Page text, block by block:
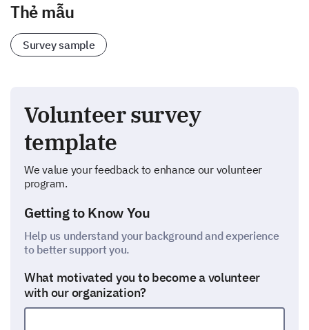
Thẻ mẫu
Survey sample
Volunteer survey
template
We value your feedback to enhance our volunteer
program.
Getting to Know You
Help us understand your background and experience
to better support you.
What motivated you to become a volunteer
with our organization?